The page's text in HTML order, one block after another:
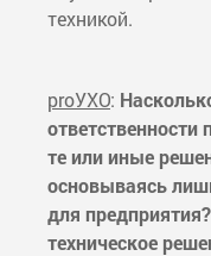
техникой.
proУХО:
ответственности
те или иные
основываясь
для
техническое